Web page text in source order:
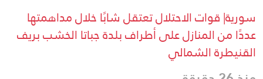
سورية| قوات الاحتلال تعتقل شابًا خلال مداهمتها
عددًا من المنازل على أطراف بلدة جباتا الخشب بريف
القنيطرة الشمالي